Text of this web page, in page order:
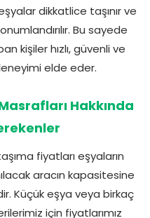
dikkatlice taşınır ve
Bu sayede
kişiler hızlı, güvenli ve
elde eder.
Hakkında
fiyatları eşyaların
aracın kapasitesine
Küçük eşya veya birkaç
için fiyatlarımız